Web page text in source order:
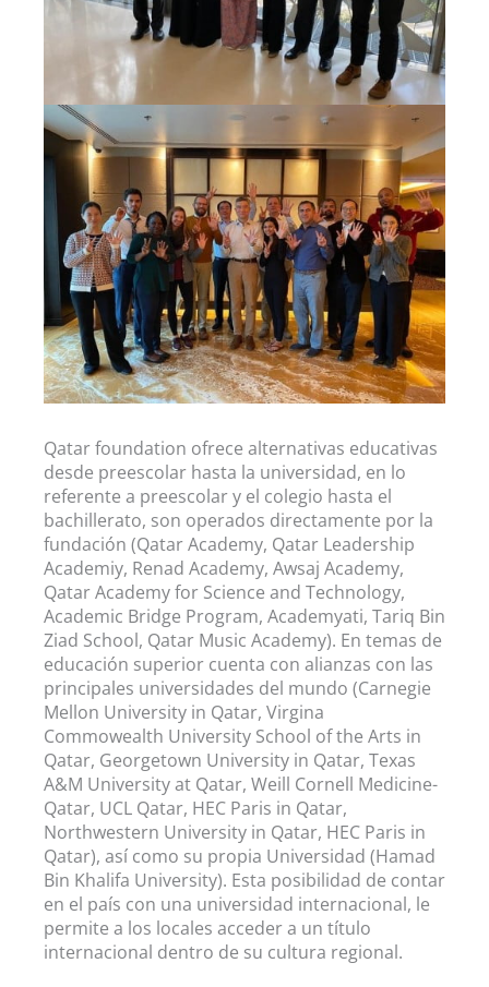
Qatar foundation ofrece alternativas educativas
desde preescolar hasta la universidad, en lo
referente a preescolar y el colegio hasta el
bachillerato, son operados directamente por la
fundación (Qatar Academy, Qatar Leadership
Academiy, Renad Academy, Awsaj Academy,
Qatar Academy for Science and Technology,
Academic Bridge Program, Academyati, Tariq Bin
Ziad School, Qatar Music Academy). En temas de
educación superior cuenta con alianzas con las
principales universidades del mundo (Carnegie
Mellon University in Qatar, Virgina
Commowealth University School of the Arts in
Qatar, Georgetown University in Qatar, Texas
A&M University at Qatar, Weill Cornell Medicine-
Qatar, UCL Qatar, HEC Paris in Qatar,
Northwestern University in Qatar, HEC Paris in
Qatar), así como su propia Universidad (Hamad
Bin Khalifa University). Esta posibilidad de contar
en el país con una universidad internacional, le
permite a los locales acceder a un título
internacional dentro de su cultura regional.